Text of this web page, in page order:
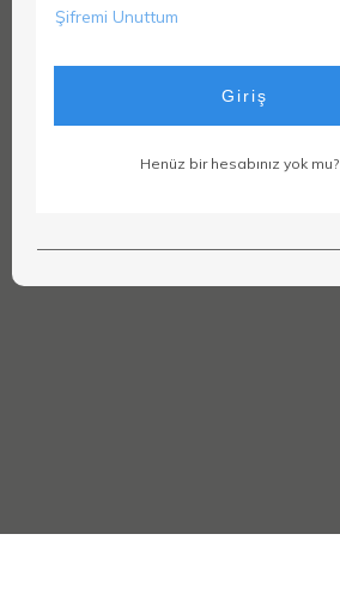
Şifremi Unuttum
Giriş
Henüz bir hesabınız yok mu?